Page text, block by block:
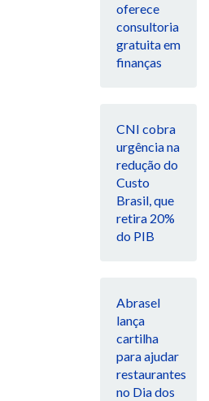
oferece
consultoria
gratuita em
finanças
CNI cobra
urgência na
redução do
Custo
Brasil, que
retira 20%
do PIB
Abrasel
lança
cartilha
para ajudar
restaurantes
no Dia dos